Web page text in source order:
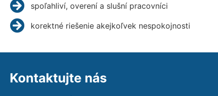
spoľahliví, overení a slušní pracovníci
korektné riešenie akejkoľvek nespokojnosti
Kontaktujte nás